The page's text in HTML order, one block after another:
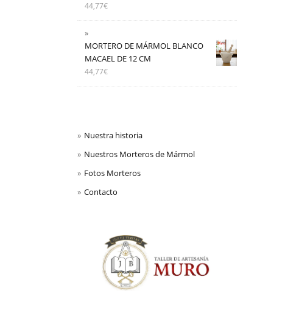
44,77€
MORTERO DE MÁRMOL BLANCO
MACAEL DE 12 CM
44,77€
Nuestra historia
Nuestros Morteros de Mármol
Fotos Morteros
Contacto